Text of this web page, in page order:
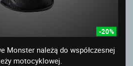
-20%
Monster należą do współczesnej
motocyklowej.